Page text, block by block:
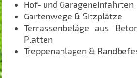
Hof- und Garageneinfahrten
Gartenwege & Sitzplätze
Terrassenbeläge aus
Platten
Treppenanlagen &